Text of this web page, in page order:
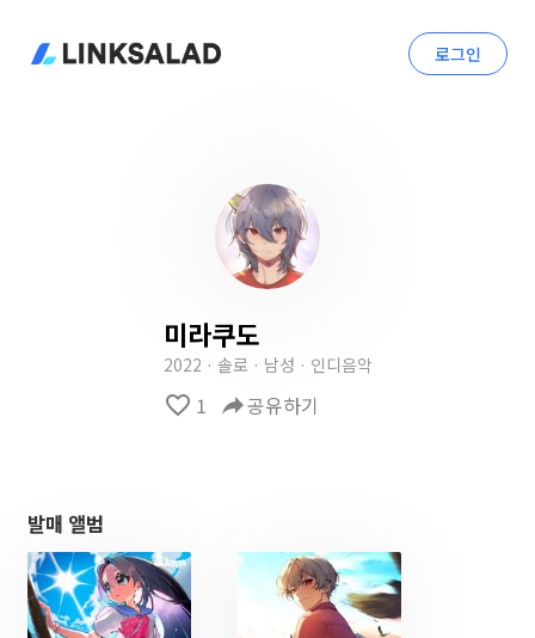
로그인
미라쿠도
2022 · 솔로 · 남성 · 인디음악
favorite_border 1 reply공유하기
발매 앨범